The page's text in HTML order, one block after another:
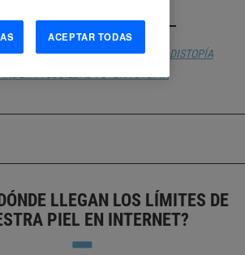
DISEÑO DE PROYECTO
DISTOPÍA
UTOPÍA
LLEGAN LOS LÍMITES DE
PIEL EN INTERNET?
ACEPTAR TODAS